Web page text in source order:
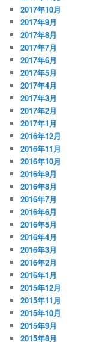
2017年10月
2017年9月
2017年8月
2017年7月
2017年6月
2017年5月
2017年4月
2017年3月
2017年2月
2017年1月
2016年12月
2016年11月
2016年10月
2016年9月
2016年8月
2016年7月
2016年6月
2016年5月
2016年4月
2016年3月
2016年2月
2016年1月
2015年12月
2015年11月
2015年10月
2015年9月
2015年8月